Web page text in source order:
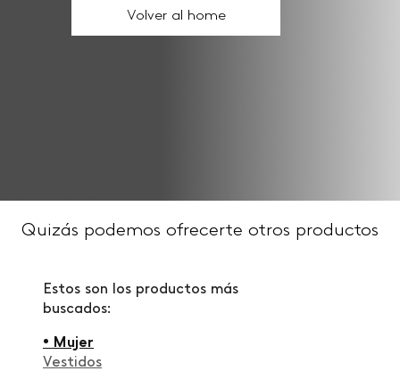
Volver al home
Quizás podemos ofrecerte otros productos
Estos son los productos más
buscados:
• Mujer
Vestidos